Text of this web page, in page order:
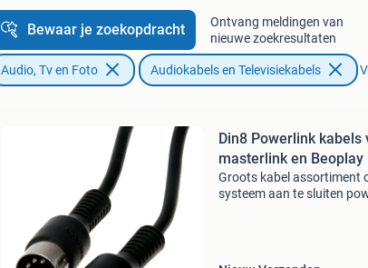
Bewaar je zoekopdracht
Ontvang meldingen van
nieuwe zoekresultaten
Audio, Tv en Foto Audiokabels en Televisiekabels
Din8 Powerlink kabels
masterlink en Beoplay
Groots kabel assortiment
systeem aan te sluiten